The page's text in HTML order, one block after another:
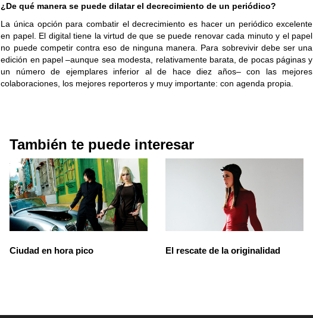
¿De qué manera se puede dilatar el decrecimiento de un periódico?
La única opción para combatir el decrecimiento es hacer un periódico excelente
en papel. El digital tiene la virtud de que se puede renovar cada minuto y el papel
no puede competir contra eso de ninguna manera. Para sobrevivir debe ser una
edición en papel –aunque sea modesta, relativamente barata, de pocas páginas y
un número de ejemplares inferior al de hace diez años– con las mejores
colaboraciones, los mejores reporteros y muy importante: con agenda propia.
También te puede interesar
Ciudad en hora pico El rescate de la originalidad